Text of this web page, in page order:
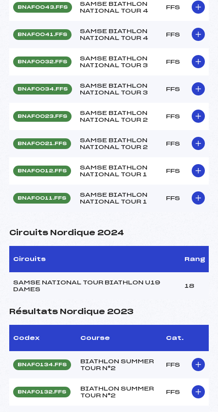
BNAF0043.FFS
SAMSE BIATHLON
NATIONAL TOUR 4
FFS
BNAF0041.FFS
SAMSE BIATHLON
NATIONAL TOUR 4
FFS
BNAF0032.FFS
SAMSE BIATHLON
NATIONAL TOUR 3
FFS
BNAF0034.FFS
SAMSE BIATHLON
NATIONAL TOUR 3
FFS
BNAF0023.FFS
SAMSE BIATHLON
NATIONAL TOUR 2
FFS
BNAF0021.FFS
SAMSE BIATHLON
NATIONAL TOUR 2
FFS
BNAF0012.FFS
SAMSE BIATHLON
NATIONAL TOUR 1
FFS
BNAF0011.FFS
SAMSE BIATHLON
NATIONAL TOUR 1
FFS
Circuits Nordique 2024
Circuits Rang
SAMSE NATIONAL TOUR BIATHLON U19
DAMES
18
Résultats Nordique 2023
Codex Course Cat.
BNAF0134.FFS
BIATHLON SUMMER
TOUR N°2
FFS
BNAF0132.FFS
BIATHLON SUMMER
TOUR N°2
FFS